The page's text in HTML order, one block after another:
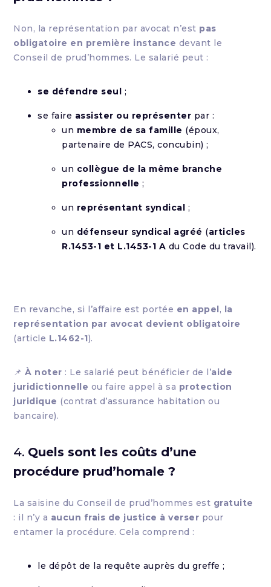
Non, la représentation par avocat n’est pas
obligatoire en première instance devant le
Conseil de prud’hommes. Le salarié peut :
se défendre seul ;
se faire assister ou représenter par :
un membre de sa famille (époux,
partenaire de PACS, concubin) ;
un collègue de la même branche
professionnelle ;
un représentant syndical ;
un défenseur syndical agréé (articles
R.1453-1 et L.1453-1 A du Code du travail).
En revanche, si l’affaire est portée en appel, la
représentation par avocat devient obligatoire
(article L.1462-1).
📌À noter : Le salarié peut bénéficier de l’aide
juridictionnelle ou faire appel à sa protection
juridique (contrat d’assurance habitation ou
bancaire).
4. Quels sont les coûts d’une
procédure prud’homale ?
La saisine du Conseil de prud’hommes est gratuite
: il n’y a aucun frais de justice à verser pour
entamer la procédure. Cela comprend :
le dépôt de la requête auprès du greffe ;